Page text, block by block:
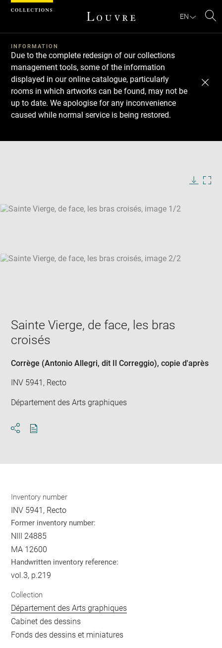
EN
INFORMATION
Due to the complete redesign of our collections
management tools, some of the information
displayed in our online catalogue, particularly
rooms in which artworks can be found, may not be
up to date. We apologise for any inconvenience
caused while normal service is being restored.
SKIP IMAGE CAROUSEL
Download
Next
Previous
Sainte Vierge, de face, les bras
croisés
Corrège (Antonio Allegri, dit Il Correggio), copie d'après
INV 5941, Recto
Département des Arts graphiques
Inventory number
INV 5941, Recto
Former inventory number:
NIII 24885
MA 12600
Handwritten inventory reference:
vol.3, p.219
Collection
Département des Arts graphiques
Cabinet des dessins
Fonds des dessins et miniatures
Cookies management panel